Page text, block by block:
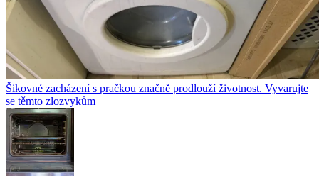
Šikovné zacházení s pračkou značně prodlouží životnost. Vyvarujte
se těmto zlozvykům